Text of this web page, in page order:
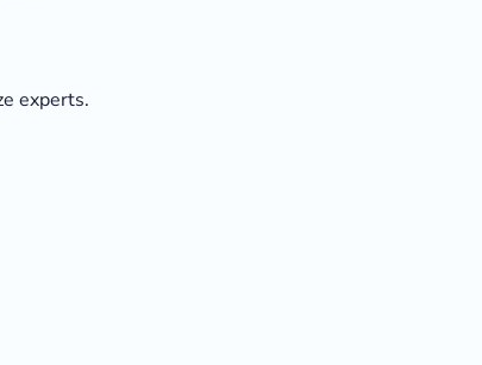
experts.